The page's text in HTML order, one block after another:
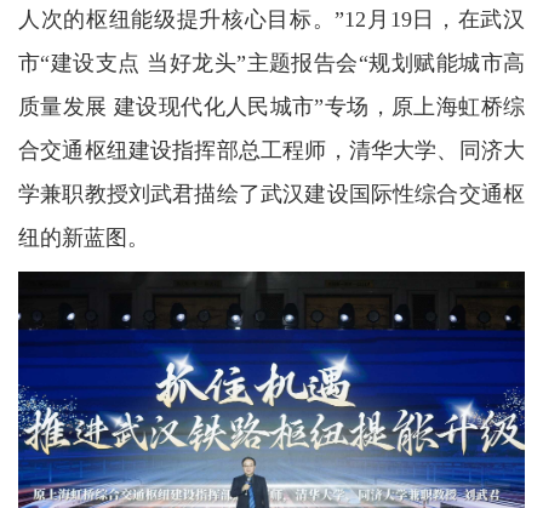
人次的枢纽能级提升核心目标。”12月19日，在武汉
市“建设支点 当好龙头”主题报告会“规划赋能城市高
质量发展 建设现代化人民城市”专场，原上海虹桥综
合交通枢纽建设指挥部总工程师，清华大学、同济大
学兼职教授刘武君描绘了武汉建设国际性综合交通枢
纽的新蓝图。